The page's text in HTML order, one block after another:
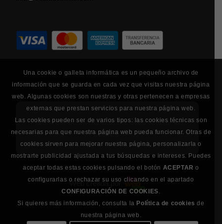
Para la correcta visualización, debe aceptar las
cookies.
Web creada por
Una cookie o galleta informática es un pequeño archivo de
información que se guarda en cada vez que visitas nuestra página
web. Algunas cookies son nuestras y otras pertenecen a empresas
externas que prestan servicios para nuestra página web.
Las cookies pueden ser de varios tipos: las cookies técnicas son
necesarias para que nuestra página web pueda funcionar. Otras de
cookies sirven para mejorar nuestra página, personalizarla o
mostrarte publicidad ajustada a tus búsquedas e intereses. Puedes
aceptar todas estas cookies pulsando el botón ACEPTAR o
configurarlas o rechazar su uso clicando en el apartado
CONFIGURACIÓN DE COOKIES.
Si quieres más información, consulta la Política de cookies de
nuestra página web.